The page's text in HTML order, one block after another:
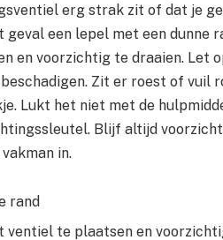
erg strak zit of dat je
een lepel met een dunne
en voorzichtig te draaien. Let
Zit er roest of vuil
Lukt het niet met de
Blijf altijd
in.
rand
ventiel te plaatsen en